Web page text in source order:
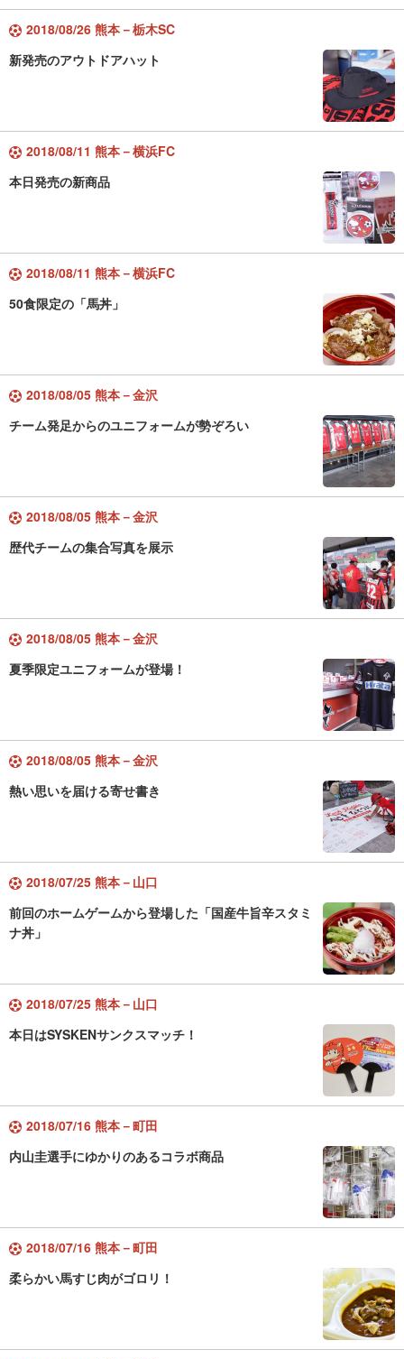
2018/08/26 熊本－栃木SC
新発売のアウトドアハット
2018/08/11 熊本－横浜FC
本日発売の新商品
2018/08/11 熊本－横浜FC
50食限定の「馬丼」
2018/08/05 熊本－金沢
チーム発足からのユニフォームが勢ぞろい
2018/08/05 熊本－金沢
歴代チームの集合写真を展示
2018/08/05 熊本－金沢
夏季限定ユニフォームが登場！
2018/08/05 熊本－金沢
熱い思いを届ける寄せ書き
2018/07/25 熊本－山口
前回のホームゲームから登場した「国産牛旨辛スタミ
ナ丼」
2018/07/25 熊本－山口
本日はSYSKENサンクスマッチ！
2018/07/16 熊本－町田
内山圭選手にゆかりのあるコラボ商品
2018/07/16 熊本－町田
柔らかい馬すじ肉がゴロリ！